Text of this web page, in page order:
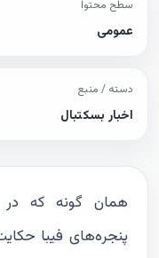
سطح محتوا
عمومی
دسته / منبع
اخبار بسکتبال
همان گونه که در
پنجره‌های فیبا